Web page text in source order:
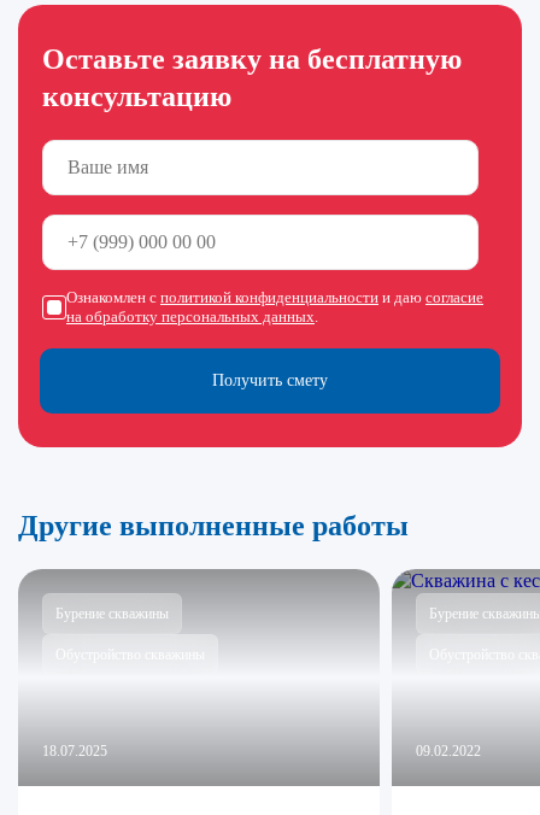
Оставьте заявку на бесплатную
консультацию
Получить смету
Ознакомлен с политикой конфиденциальности и даю согласие
на обработку персональных данных.
Другие выполненные работы
Бурение скважины
Обустройство скважины
18.07.2025
Бурение
Обустройство
09.02.2022